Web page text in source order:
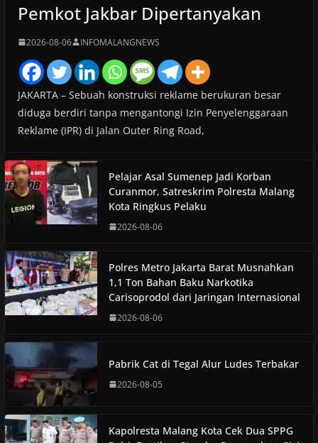
Pemkot Jakbar Dipertanyakan
2026-08-06 INFOMALANGNEWS
JAKARTA – Sebuah konstruksi reklame berukuran besar
diduga berdiri tanpa mengantongi Izin Penyelenggaraan
Reklame (IPR) di Jalan Outer Ring Road,
Pelajar Asal Sumenep Jadi Korban
Curanmor, Satreskrim Polresta Malang
Kota Ringkus Pelaku
2026-08-06
Polres Metro Jakarta Barat Musnahkan
1,1 Ton Bahan Baku Narkotika
Carisoprodol dari Jaringan Internasional
2026-08-06
Pabrik Cat di Tegal Alur Ludes Terbakar
2026-08-05
Kapolresta Malang Kota Cek Dua SPPG